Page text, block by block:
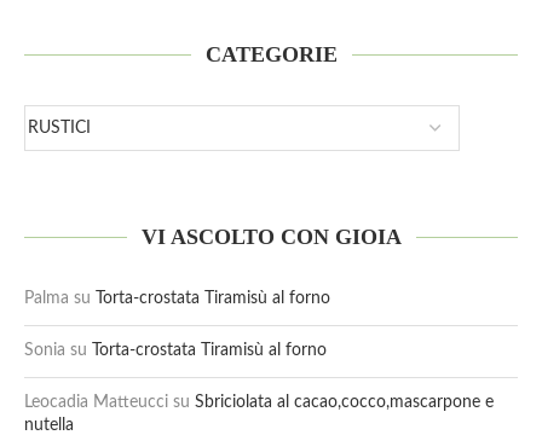
CATEGORIE
VI ASCOLTO CON GIOIA
Palma su Torta-crostata Tiramisù al forno
Sonia su Torta-crostata Tiramisù al forno
Leocadia Matteucci su Sbriciolata al cacao,cocco,mascarpone e
nutella